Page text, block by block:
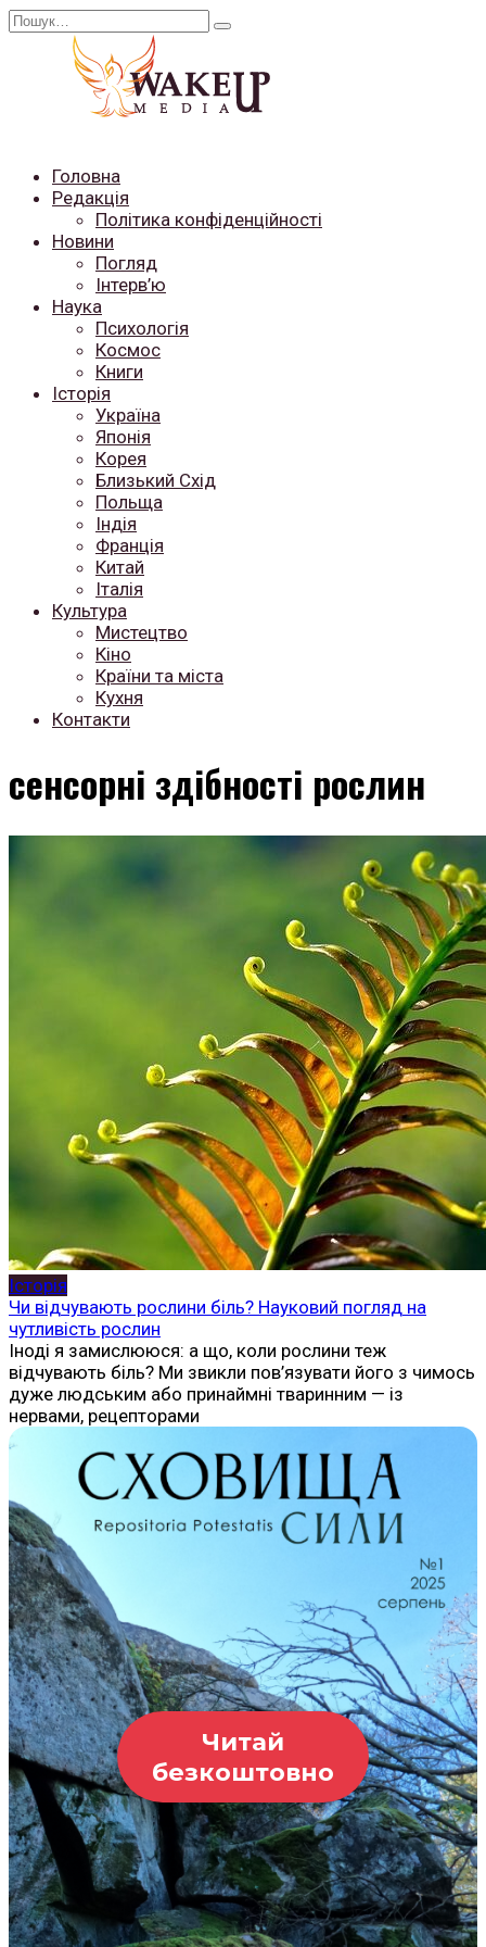
Перейти
Search
Головна
Редакція
Політика конфіденційності
Новини
Погляд
Інтерв’ю
Наука
Психологія
Космос
Книги
Історія
Україна
Японія
Корея
Близький Схід
Польща
Індія
Франція
Китай
Італія
Культура
Мистецтво
Кіно
Країни та міста
Кухня
Контакти
сенсорні здібності рослин
Історія
Чи відчувають рослини біль? Науковий погляд на
чутливість рослин
Іноді я замислююся: а що, коли рослини теж
відчувають біль? Ми звикли пов’язувати його з чимось
дуже людським або принаймні тваринним — із
нервами, рецепторами
Читай
безкоштовно